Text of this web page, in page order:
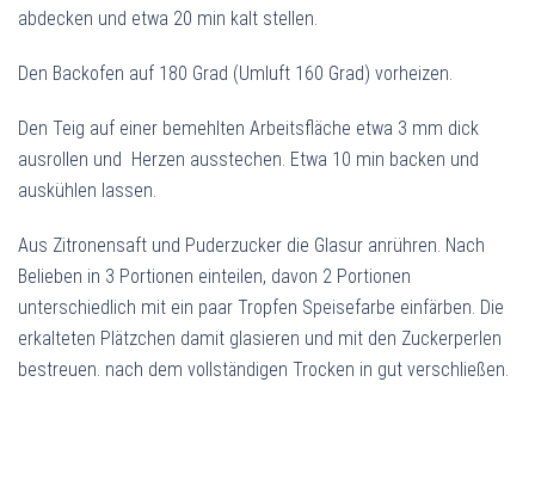
abdecken und etwa 20 min kalt stellen.
Den Backofen auf 180 Grad (Umluft 160 Grad) vorheizen.
Den Teig auf einer bemehlten Arbeitsfläche etwa 3 mm dick
ausrollen und Herzen ausstechen. Etwa 10 min backen und
auskühlen lassen.
Aus Zitronensaft und Puderzucker die Glasur anrühren. Nach
Belieben in 3 Portionen einteilen, davon 2 Portionen
unterschiedlich mit ein paar Tropfen Speisefarbe einfärben. Die
erkalteten Plätzchen damit glasieren und mit den Zuckerperlen
bestreuen. nach dem vollständigen Trocken in gut verschließen.